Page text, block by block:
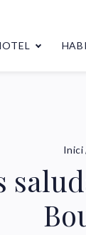
Inici